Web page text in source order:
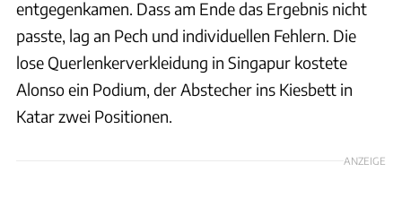
entgegenkamen. Dass am Ende das Ergebnis nicht
passte, lag an Pech und individuellen Fehlern. Die
lose Querlenkerverkleidung in Singapur kostete
Alonso ein Podium, der Abstecher ins Kiesbett in
Katar zwei Positionen.
ANZEIGE